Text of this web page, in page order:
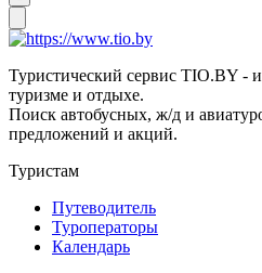
Туристический сервис TIO.BY -
туризме и отдыхе.
Поиск автобусных, ж/д и
предложений и акций.
Туристам
Путеводитель
Туроператоры
Календарь